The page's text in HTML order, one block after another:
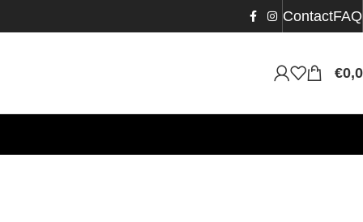
ContactFAQ
€